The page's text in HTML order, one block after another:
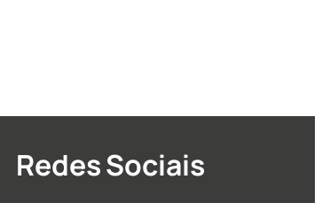
Redes Sociais